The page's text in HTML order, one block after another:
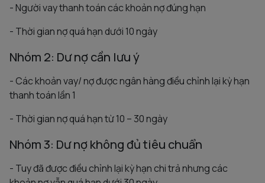
- Người vay thanh toán các khoản nợ đúng hạn
- Thời gian nợ quá hạn dưới 10 ngày
Nhóm 2: Dư nợ cần lưu ý
- Các khoản vay/ nợ được ngân hàng điều chỉnh lại kỳ hạn
thanh toán lần 1
- Thời gian nợ quá hạn từ 10 – 30 ngày
Nhóm 3: Dư nợ không đủ tiêu chuẩn
- Tuy đã được điều chỉnh lại kỳ hạn chi trả nhưng các